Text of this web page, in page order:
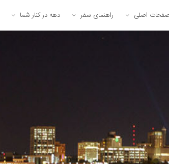
صفحات اصلی راهنمای سفر دهه در کنار شما